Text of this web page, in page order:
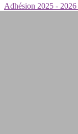
Adhésion 2025 - 2026